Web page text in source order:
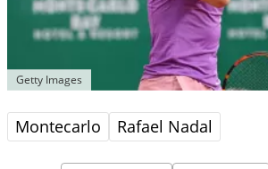
Getty Images
Montecarlo Rafael Nadal